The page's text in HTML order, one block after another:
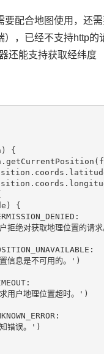
配合地图使用，还
，已经不支持http
还能支持获取经纬度
{
{
绝对获取地理位置的请求
息是不可用的。')
户地理位置超时。')
错误。')